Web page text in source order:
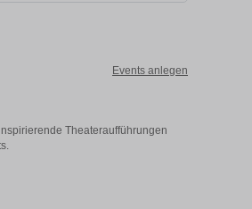
Events anlegen
Theateraufführungen